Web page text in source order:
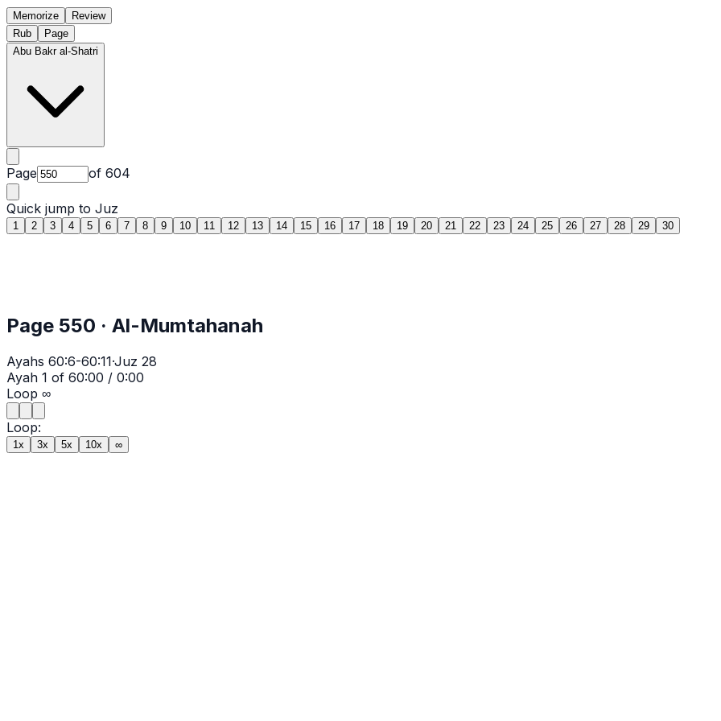
Memorize
Review
Rub
Page
Abu Bakr al-Shatri
Page of 604
Quick jump to Juz
1 2 3 4 5 6 7 8 9 10 11 12 13 14 15 16 17 18 19 20 21 22 23 24 25 26 27 28 29 30
Page 550 · Al-Mumtahanah
Ayahs 60:6-60:11·Juz 28
Ayah 1 of 60:00 / 0:00
Loop ∞
Loop:
1x 3x 5x 10x ∞